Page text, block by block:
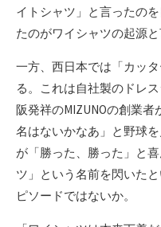
イトシャツ」と言ったの
たのがワイシャツの起源と
一方、西日本では「カッ
る。これは自社製のドレ
阪発祥のMIZUNOの創業
名はないかなあ」と野球
が「勝った、勝った」と
ツ」という名前を閃いた
ピソードではないか。